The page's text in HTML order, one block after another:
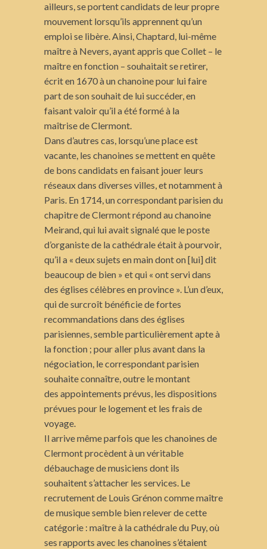
ailleurs, se portent candidats de leur propre
mouvement lorsqu’ils apprennent qu’un
emploi se libère. Ainsi, Chaptard, lui-même
maître à Nevers, ayant appris que Collet – le
maître en fonction – souhaitait se retirer,
écrit en 1670 à un chanoine pour lui faire
part de son souhait de lui succéder, en
faisant valoir qu’il a été formé à la
maîtrise de Clermont.
Dans d’autres cas, lorsqu’une place est
vacante, les chanoines se mettent en quête
de bons candidats en faisant jouer leurs
réseaux dans diverses villes, et notamment à
Paris. En 1714, un correspondant parisien du
chapitre de Clermont répond au chanoine
Meirand, qui lui avait signalé que le poste
d’organiste de la cathédrale était à pourvoir,
qu’il a « deux sujets en main dont on [lui] dit
beaucoup de bien » et qui « ont servi dans
des églises célèbres en province ». L’un d’eux,
qui de surcroît bénéficie de fortes
recommandations dans des églises
parisiennes, semble particulièrement apte à
la fonction ; pour aller plus avant dans la
négociation, le correspondant parisien
souhaite connaître, outre le montant
des appointements prévus, les dispositions
prévues pour le logement et les frais de
voyage.
Il arrive même parfois que les chanoines de
Clermont procèdent à un véritable
débauchage de musiciens dont ils
souhaitent s’attacher les services. Le
recrutement de Louis Grénon comme maître
de musique semble bien relever de cette
catégorie : maître à la cathédrale du Puy, où
ses rapports avec les chanoines s’étaient